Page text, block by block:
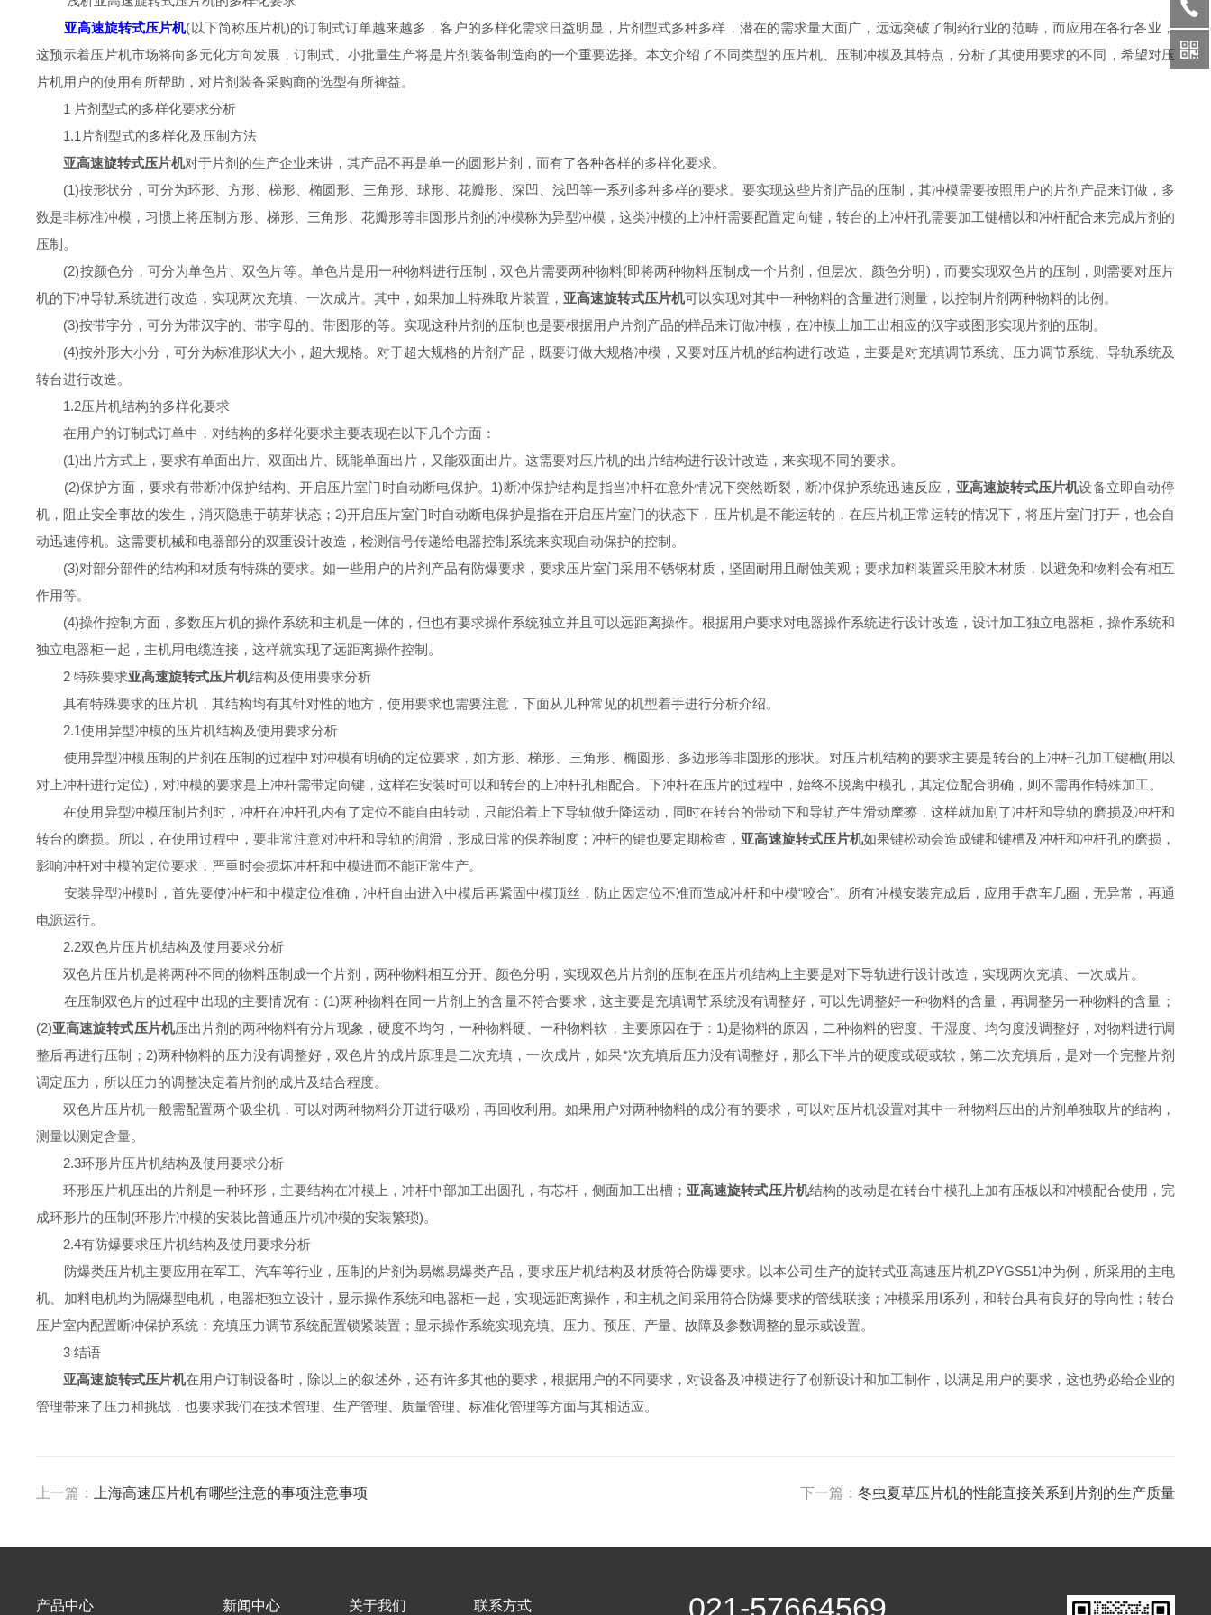
亚高速旋转式压片机(以下简称压片机)的订制式订单越来越多，客户的多样化需求日益明显，片剂型式多种多样，潜在的需求量大面广，远远突破了制药行业的范畴，而应用在各行各业，
这预示着压片机市场将向多元化方向发展，订制式、小批量生产将是片剂装备制造商的一个重要选择。本文介绍了不同类型的压片机、压制冲模及其特点，分析了其使用要求的不同，希望对压
片机用户的使用有所帮助，对片剂装备采购商的选型有所裨益。
1 片剂型式的多样化要求分析
1.1片剂型式的多样化及压制方法
亚高速旋转式压片机对于片剂的生产企业来讲，其产品不再是单一的圆形片剂，而有了各种各样的多样化要求。
(1)按形状分，可分为环形、方形、梯形、椭圆形、三角形、球形、花瓣形、深凹、浅凹等一系列多种多样的要求。要实现这些片剂产品的压制，其冲模需要按照用户的片剂产品来订做，多
数是非标准冲模，习惯上将压制方形、梯形、三角形、花瓣形等非圆形片剂的冲模称为异型冲模，这类冲模的上冲杆需要配置定向键，转台的上冲杆孔需要加工键槽以和冲杆配合来完成片剂的
压制。
(2)按颜色分，可分为单色片、双色片等。单色片是用一种物料进行压制，双色片需要两种物料(即将两种物料压制成一个片剂，但层次、颜色分明)，而要实现双色片的压制，则需要对压片
机的下冲导轨系统进行改造，实现两次充填、一次成片。其中，如果加上特殊取片装置， 亚高速旋转式压片机可以实现对其中一种物料的含量进行测量，以控制片剂两种物料的比例。
(3)按带字分，可分为带汉字的、带字母的、带图形的等。实现这种片剂的压制也是要根据用户片剂产品的样品来订做冲模，在冲模上加工出相应的汉字或图形实现片剂的压制。
(4)按外形大小分，可分为标准形状大小，超大规格。对于超大规格的片剂产品，既要订做大规格冲模，又要对压片机的结构进行改造，主要是对充填调节系统、压力调节系统、导轨系统及
转台进行改造。
1.2压片机结构的多样化要求
在用户的订制式订单中，对结构的多样化要求主要表现在以下几个方面：
(1)出片方式上，要求有单面出片、双面出片、既能单面出片，又能双面出片。这需要对压片机的出片结构进行设计改造，来实现不同的要求。
(2)保护方面，要求有带断冲保护结构、开启压片室门时自动断电保护。1)断冲保护结构是指当冲杆在意外情况下突然断裂，断冲保护系统迅速反应， 亚高速旋转式压片机设备立即自动停
机，阻止安全事故的发生，消灭隐患于萌芽状态；2)开启压片室门时自动断电保护是指在开启压片室门的状态下，压片机是不能运转的，在压片机正常运转的情况下，将压片室门打开，也会自
动迅速停机。这需要机械和电器部分的双重设计改造，检测信号传递给电器控制系统来实现自动保护的控制。
(3)对部分部件的结构和材质有特殊的要求。如一些用户的片剂产品有防爆要求，要求压片室门采用不锈钢材质，坚固耐用且耐蚀美观；要求加料装置采用胶木材质，以避免和物料会有相互
作用等。
(4)操作控制方面，多数压片机的操作系统和主机是一体的，但也有要求操作系统独立并且可以远距离操作。根据用户要求对电器操作系统进行设计改造，设计加工独立电器柜，操作系统和
独立电器柜一起，主机用电缆连接，这样就实现了远距离操作控制。
2 特殊要求亚高速旋转式压片机结构及使用要求分析
具有特殊要求的压片机，其结构均有其针对性的地方，使用要求也需要注意，下面从几种常见的机型着手进行分析介绍。
2.1使用异型冲模的压片机结构及使用要求分析
使用异型冲模压制的片剂在压制的过程中对冲模有明确的定位要求，如方形、梯形、三角形、椭圆形、多边形等非圆形的形状。对压片机结构的要求主要是转台的上冲杆孔加工键槽(用以
对上冲杆进行定位)，对冲模的要求是上冲杆需带定向键，这样在安装时可以和转台的上冲杆孔相配合。下冲杆在压片的过程中，始终不脱离中模孔，其定位配合明确，则不需再作特殊加工。
在使用异型冲模压制片剂时，冲杆在冲杆孔内有了定位不能自由转动，只能沿着上下导轨做升降运动，同时在转台的带动下和导轨产生滑动摩擦，这样就加剧了冲杆和导轨的磨损及冲杆和
转台的磨损。所以，在使用过程中，要非常注意对冲杆和导轨的润滑，形成日常的保养制度；冲杆的键也要定期检查， 亚高速旋转式压片机如果键松动会造成键和键槽及冲杆和冲杆孔的磨损，
影响冲杆对中模的定位要求，严重时会损坏冲杆和中模进而不能正常生产。
安装异型冲模时，首先要使冲杆和中模定位准确，冲杆自由进入中模后再紧固中模顶丝，防止因定位不准而造成冲杆和中模“咬合”。所有冲模安装完成后，应用手盘车几圈，无异常，再通
电源运行。
2.2双色片压片机结构及使用要求分析
双色片压片机是将两种不同的物料压制成一个片剂，两种物料相互分开、颜色分明，实现双色片片剂的压制在压片机结构上主要是对下导轨进行设计改造，实现两次充填、一次成片。
在压制双色片的过程中出现的主要情况有：(1)两种物料在同一片剂上的含量不符合要求，这主要是充填调节系统没有调整好，可以先调整好一种物料的含量，再调整另一种物料的含量；
(2)亚高速旋转式压片机压出片剂的两种物料有分片现象，硬度不均匀，一种物料硬、一种物料软，主要原因在于：1)是物料的原因，二种物料的密度、干湿度、均匀度没调整好，对物料进行调
整后再进行压制；2)两种物料的压力没有调整好，双色片的成片原理是二次充填，一次成片，如果*次充填后压力没有调整好，那么下半片的硬度或硬或软，第二次充填后，是对一个完整片剂
调定压力，所以压力的调整决定着片剂的成片及结合程度。
双色片压片机一般需配置两个吸尘机，可以对两种物料分开进行吸粉，再回收利用。如果用户对两种物料的成分有的要求，可以对压片机设置对其中一种物料压出的片剂单独取片的结构，
测量以测定含量。
2.3环形片压片机结构及使用要求分析
环形压片机压出的片剂是一种环形，主要结构在冲模上，冲杆中部加工出圆孔，有芯杆，侧面加工出槽； 亚高速旋转式压片机结构的改动是在转台中模孔上加有压板以和冲模配合使用，完
成环形片的压制(环形片冲模的安装比普通压片机冲模的安装繁琐)。
2.4有防爆要求压片机结构及使用要求分析
防爆类压片机主要应用在军工、汽车等行业，压制的片剂为易燃易爆类产品，要求压片机结构及材质符合防爆要求。以本公司生产的旋转式亚高速压片机ZPYGS51冲为例，所采用的主电
机、加料电机均为隔爆型电机，电器柜独立设计，显示操作系统和电器柜一起，实现远距离操作，和主机之间采用符合防爆要求的管线联接；冲模采用I系列，和转台具有良好的导向性；转台
压片室内配置断冲保护系统；充填压力调节系统配置锁紧装置；显示操作系统实现充填、压力、预压、产量、故障及参数调整的显示或设置。
3 结语
亚高速旋转式压片机在用户订制设备时，除以上的叙述外，还有许多其他的要求，根据用户的不同要求，对设备及冲模进行了创新设计和加工制作，以满足用户的要求，这也势必给企业的
管理带来了压力和挑战，也要求我们在技术管理、生产管理、质量管理、标准化管理等方面与其相适应。
上一篇： 上海高速压片机有哪些注意的事项注意事项 下一篇： 冬虫夏草压片机的性能直接关系到片剂的生产质量
产品中心 新闻中心 关于我们 联系方式 021-57664569